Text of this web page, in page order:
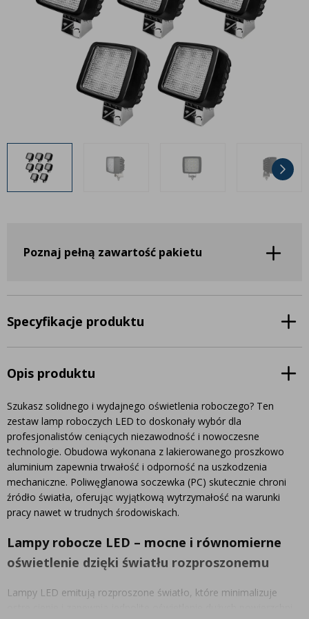
Często zadawane pytania
Kontakt
Bezpłatny projekt oświetlenia
+48 81 884 70 94
info@agraled.pl
Inne akcesoria
Często zadawane pytania
Sprawdź wszystko
Poznaj pełną zawartość pakietu
Specyfikacje produktu
Opis produktu
Szukasz solidnego i wydajnego oświetlenia roboczego? Ten
zestaw lamp roboczych LED to doskonały wybór dla
profesjonalistów ceniących niezawodność i nowoczesne
technologie. Obudowa wykonana z lakierowanego proszkowo
aluminium zapewnia trwałość i odporność na uszkodzenia
mechaniczne. Poliwęglanowa soczewka (PC) skutecznie chroni
źródło światła, oferując wyjątkową wytrzymałość na warunki
pracy nawet w trudnych środowiskach.
Lampy robocze LED – mocne i równomierne
oświetlenie dzięki światłu rozproszonemu
Lampy LED emitują rozproszone światło, które minimalizuje